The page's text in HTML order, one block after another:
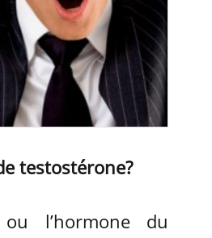
testostérone?
l’hormone du